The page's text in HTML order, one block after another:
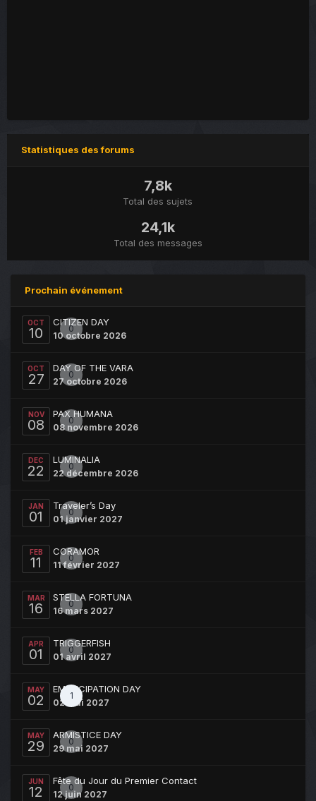
Statistiques des forums
7,8k
Total des sujets
24,1k
Total des messages
Prochain événement
OCT
10 0
CITIZEN DAY
10 octobre 2026
OCT
27 0
DAY OF THE VARA
27 octobre 2026
NOV
08 0
PAX HUMANA
08 novembre 2026
DEC
22 0
LUMINALIA
22 décembre 2026
JAN
01 0
Traveler’s Day
01 janvier 2027
FEB
11 0
CORAMOR
11 février 2027
MAR
16 0
STELLA FORTUNA
16 mars 2027
APR
01 0
TRIGGERFISH
01 avril 2027
MAY
02 1
EMANCIPATION DAY
02 mai 2027
MAY
29 0
ARMISTICE DAY
29 mai 2027
JUN
12 0
Fête du Jour du Premier Contact
12 juin 2027